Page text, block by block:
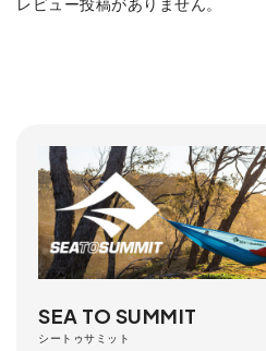
レビュー投稿がありません。
SEA TO SUMMIT
シートゥサミット